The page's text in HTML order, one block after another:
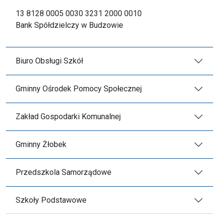
13 8128 0005 0030 3231 2000 0010
Bank Spółdzielczy w Budzowie
Biuro Obsługi Szkół
Gminny Ośrodek Pomocy Społecznej
Zakład Gospodarki Komunalnej
Gminny Żłobek
Przedszkola Samorządowe
Szkoły Podstawowe